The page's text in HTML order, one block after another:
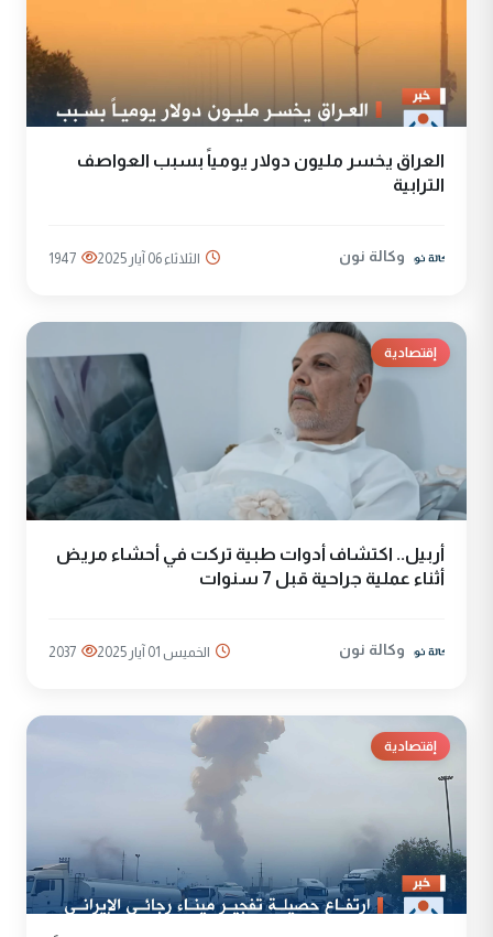
العراق يخسر مليون دولار يومياً بسبب العواصف
الترابية
وكالة نون الثلاثاء 06 آيار 2025 1947
إقتصادية
أربيل.. اكتشاف أدوات طبية تركت في أحشاء مريض
أثناء عملية جراحية قبل 7 سنوات
وكالة نون الخميس 01 آيار 2025 2037
إقتصادية